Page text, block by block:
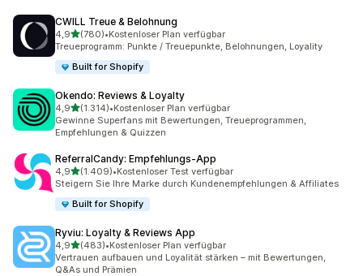
CWILL Treue & Belohnung
4,9von 5 Sternen
(780)
780 Rezensionen insgesamt
•Kostenloser Plan verfügbar
Treueprogramm: Punkte / Treuepunkte, Belohnungen, Loyality
Built for Shopify
Okendo: Reviews & Loyalty
4,9von 5 Sternen
(1.314)
1314 Rezensionen insgesamt
•Kostenloser Plan verfügbar
Gewinne Superfans mit Bewertungen, Treueprogrammen,
Empfehlungen & Quizzen
ReferralCandy: Empfehlungs‑App
4,9von 5 Sternen
(1.409)
1409 Rezensionen insgesamt
•Kostenloser Test verfügbar
Steigern Sie Ihre Marke durch Kundenempfehlungen & Affiliates
Built for Shopify
Ryviu: Loyalty & Reviews App
4,9von 5 Sternen
(483)
483 Rezensionen insgesamt
•Kostenloser Plan verfügbar
Vertrauen aufbauen und Loyalität stärken – mit Bewertungen,
Q&As und Prämien